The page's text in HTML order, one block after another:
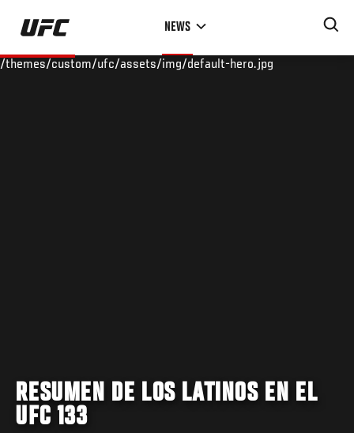
Skip
main
NEWS
/themes/custom/ufc/assets/img/default-hero.jpg
RESUMEN DE LOS LATINOS EN EL
UFC 133